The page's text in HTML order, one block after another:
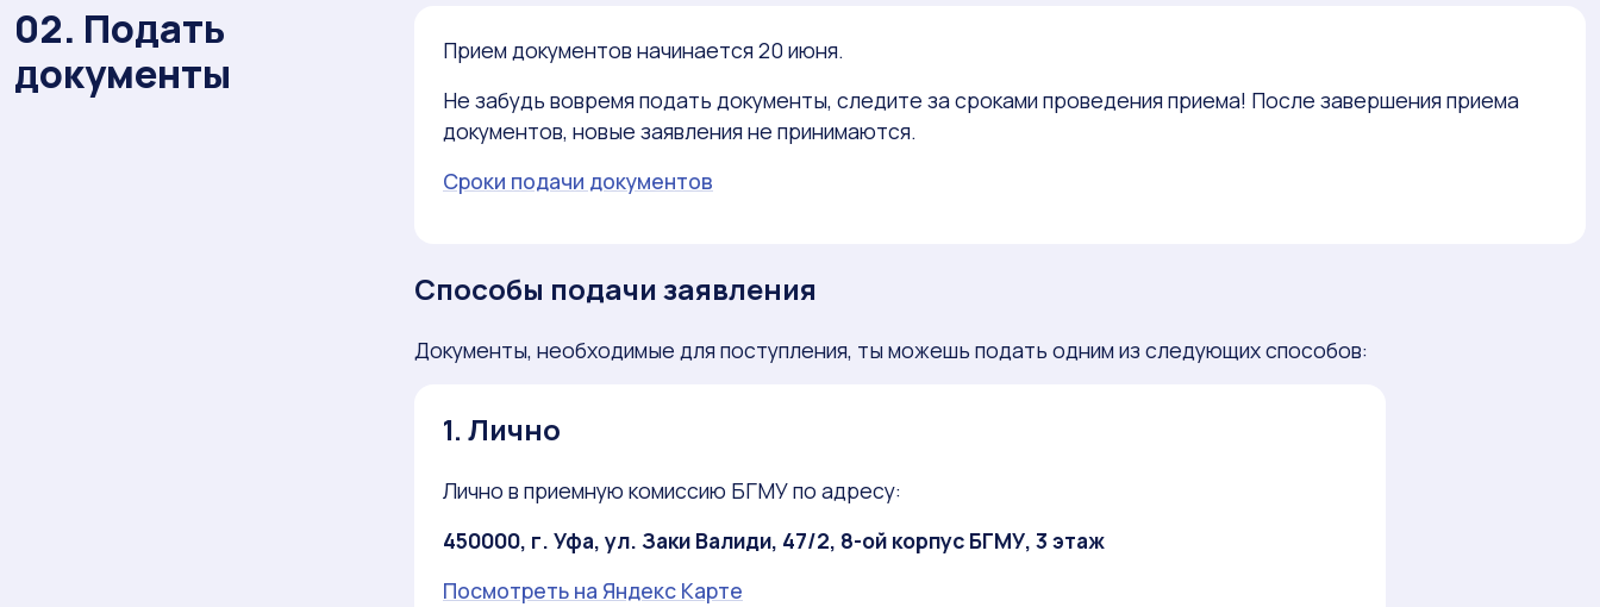
02. Подать
документы
Прием документов начинается 20 июня.
Не забудь вовремя подать документы, следите за сроками проведения приема! После завершения приема
документов, новые заявления не принимаются.
Сроки подачи документов
Способы подачи заявления
Документы, необходимые для поступления, ты можешь подать одним из следующих способов:
1. Лично
Лично в приемную комиссию БГМУ по адресу:
450000, г. Уфа, ул. Заки Валиди, 47/2, 8-ой корпус БГМУ, 3 этаж
Посмотреть на Яндекс Карте